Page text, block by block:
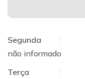
Segunda
:
não informado
Terça
: